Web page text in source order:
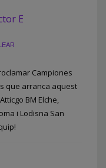
E
Campiones
que arranca aquest
BM Elche,
i Lodisna San